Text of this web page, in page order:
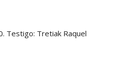
Testigo: Tretiak Raquel